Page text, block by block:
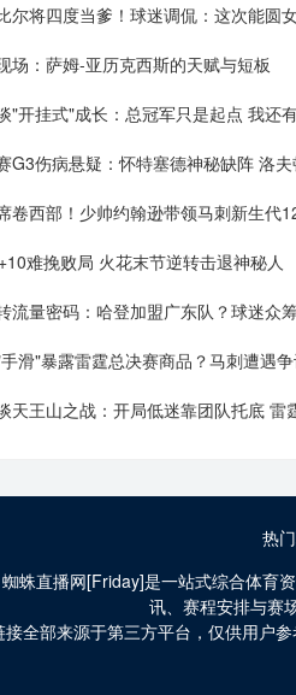
尔将四度当爹！球迷调侃：这次能圆
场：萨姆-亚历克西斯的天赋与短板
"开挂式"成长：总冠军只是起点 我还
G3伤病悬疑：怀特塞德神秘缺阵 洛
卷西部！少帅约翰逊带领马刺新生代
难挽败局 火花末节逆转击退神秘人
流量密码：哈登加盟广东队？球迷众
滑"暴露雷霆总决赛商品？马刺遭遇
天王山之战：开局低迷靠团队托底 雷
热
蛛直播网[Friday]是一站式综合体育
讯、赛程安排与赛
接全部来源于第三方平台，仅供用户